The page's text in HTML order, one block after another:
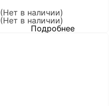
(Нет в наличии)
(Нет в наличии)
Подробнее